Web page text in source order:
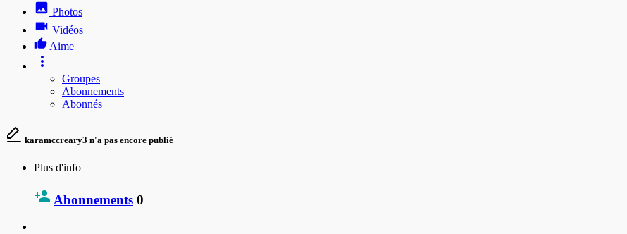
Photos
Vidéos
Aime
Groupes
Abonnements
Abonnés
karamccreary3 n'a pas encore publié
Plus d'info
Abonnements 0